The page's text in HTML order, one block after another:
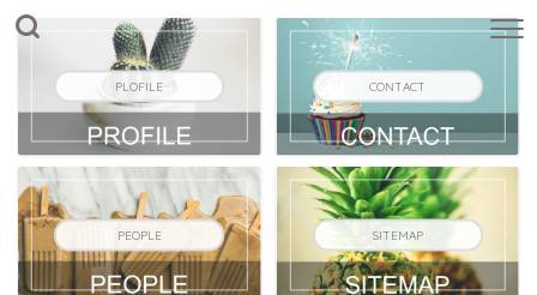
PLOFILE CONTACT
PEOPLE SITEMAP